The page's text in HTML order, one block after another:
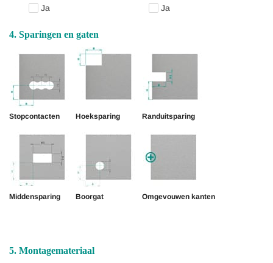
Ja
Ja
4. Sparingen en gaten
Stopcontacten Hoeksparing Randuitsparing
Middensparing Boorgat Omgevouwen kanten
5. Montagemateriaal